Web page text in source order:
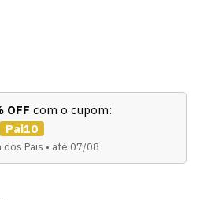
OFF com o cupom:
Pai10
dos Pais • até 07/08